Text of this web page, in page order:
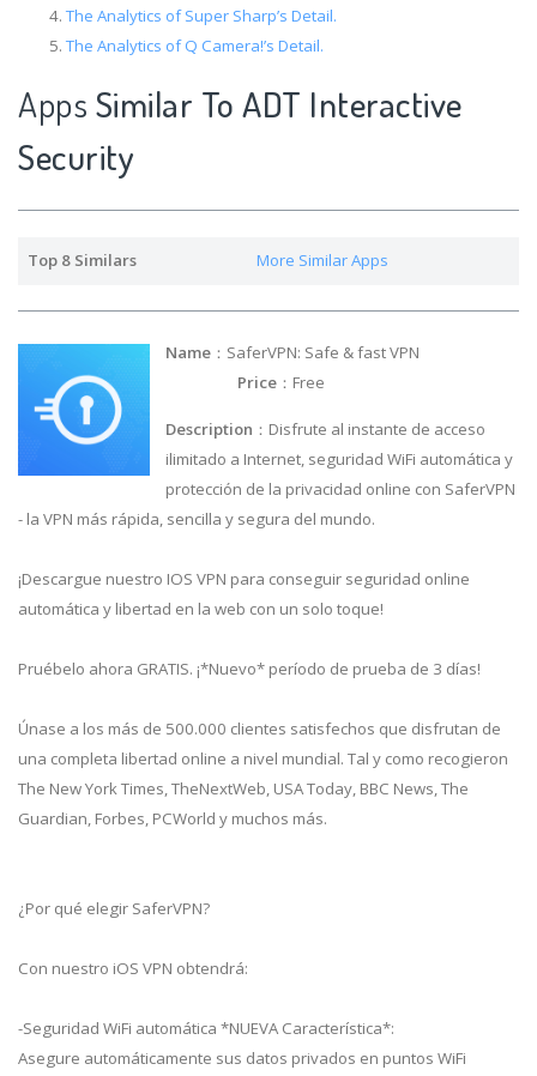
The Analytics of Super Sharp’s Detail.
The Analytics of Q Camera!’s Detail.
Apps Similar To ADT Interactive
Security
Top 8 Similars More Similar Apps
Name ：SaferVPN: Safe & fast VPN
Price ：Free
Description ：Disfrute al instante de acceso
ilimitado a Internet, seguridad WiFi automática y
protección de la privacidad online con SaferVPN
- la VPN más rápida, sencilla y segura del mundo.
¡Descargue nuestro IOS VPN para conseguir seguridad online
automática y libertad en la web con un solo toque!
Pruébelo ahora GRATIS. ¡*Nuevo* período de prueba de 3 días!
Únase a los más de 500.000 clientes satisfechos que disfrutan de
una completa libertad online a nivel mundial. Tal y como recogieron
The New York Times, TheNextWeb, USA Today, BBC News, The
Guardian, Forbes, PCWorld y muchos más.
¿Por qué elegir SaferVPN?
Con nuestro iOS VPN obtendrá:
-Seguridad WiFi automática *NUEVA Característica*:
Asegure automáticamente sus datos privados en puntos WiFi